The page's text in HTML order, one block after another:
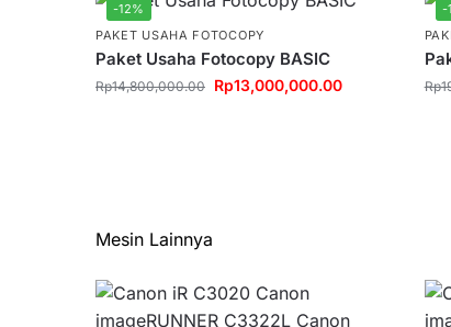
-12%
PAKET USAHA FOTOCOPY
Paket Usaha Fotocopy BASIC
Rp14,800,000.00 Rp13,000,000.00
-
Rp
Mesin Lainnya